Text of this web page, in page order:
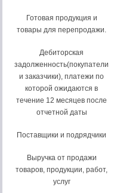
Готовая продукция и
товары для перепродажи.
Дебиторская
задолженность(покупатели
и заказчики), платежи по
которой ожидаются в
течение 12 месяцев после
отчетной даты
Поставщики и подрядчики
Выручка от продажи
товаров, продукции, работ,
услуг